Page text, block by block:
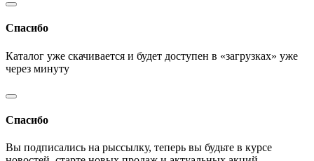
Спасибо
Каталог уже скачивается и будет доступен в «загрузках» уже
через минуту
Спасибо
Вы подписались на рыссылку, теперь вы будьте в курсе